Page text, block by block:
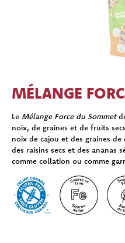
MÉLANGE
Le Mélange Force du Sommet
noix, de graines et de fruits
noix de cajou et des graines
des raisins secs et des ananas
comme collation ou comme